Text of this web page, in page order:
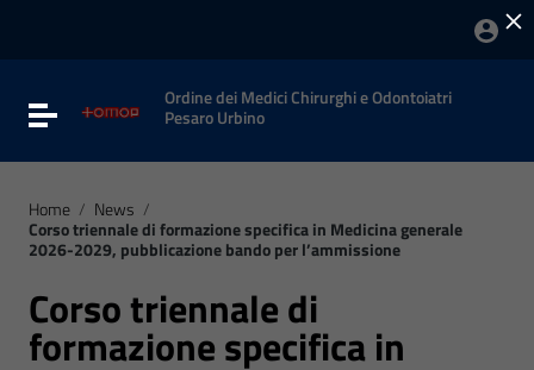
Attiva / disattiva la navigazione
Ordine dei Medici Chirurghi e Odontoiatri
Pesaro Urbino
Home / News /
Corso triennale di formazione specifica in Medicina generale
2026-2029, pubblicazione bando per l’ammissione
Corso triennale di
formazione specifica in
×